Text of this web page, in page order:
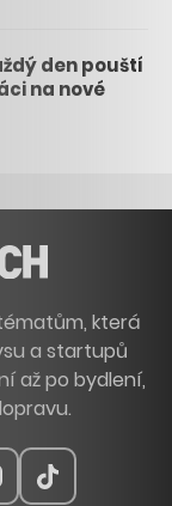
den pouští
na nové
která
a startupů
až po bydlení,